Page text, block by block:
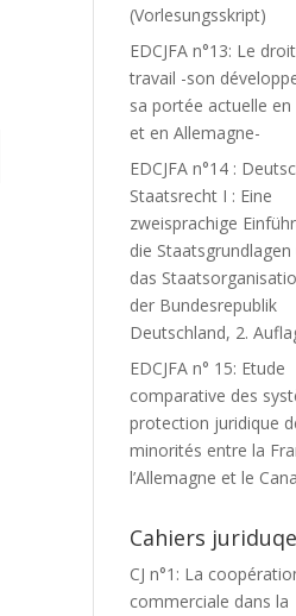
(Vorlesungsskript)
EDCJFA n°13: Le
travail -son
sa portée actuelle en
et en Allemagne-
EDCJFA n°14 :
Staatsrecht I : Eine
zweisprachige
die Staatsgrundlagen
das
der Bundesrepublik
Deutschland, 2.
EDCJFA n° 15: Etude
comparative des
protection juridique
minorités entre la
l’Allemagne et le
Cahiers
CJ n°1: La
commerciale dans la